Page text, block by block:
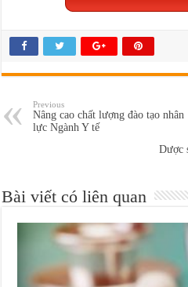
Previous
Nâng cao chất lượng đào tạo nhân
lực Ngành Y tế
Dược
Bài viết có liên quan